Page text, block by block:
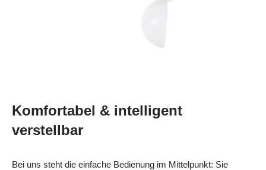
Komfortabel & intelligent
verstellbar
Bei uns steht die einfache Bedienung im Mittelpunkt: Sie